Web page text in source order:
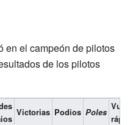
en el campeón de pilotos
de los pilotos
Victorias Podios Poles